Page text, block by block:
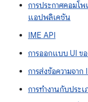
การประกาศคอมโ
แอปพลิเคชัน
IME API
การออกแบบ UI ข
การส่งข้อความจา
การทำงานกับประ